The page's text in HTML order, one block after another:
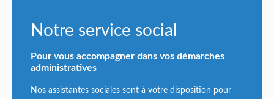
Notre service social
Pour vous accompagner dans vos démarches
administratives
Nos assistantes sociales sont à votre disposition pour